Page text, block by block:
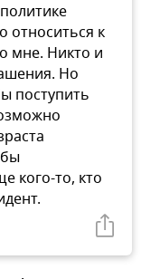
относиться к
мне. Никто и
Но
поступить
кого-то, кто